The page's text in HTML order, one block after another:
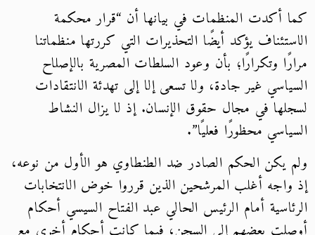
كما أكدت المنظمات في بيانها أن “قرار محكمة
الاستئناف يؤكد أيضًا التحذيرات التي كررتها منظماتنا
مرارًا وتكرارًا؛ بأن وعود السلطات المصرية بالإصلاح
السياسي غير جادة، ولا تسعى إلا إلى تهدئة الانتقادات
لسجلها في مجال حقوق الإنسان. إذ لا يزال النشاط
السياسي محظورًا فعليًا”.
ولم يكن الحكم الصادر ضد الطنطاوي هو الأول من نوعه،
إذ واجه أغلب المرشحين الذين قرروا خوض الانتخابات
الرئاسية أمام الرئيس الحالي عبد الفتاح السيسي أحكام